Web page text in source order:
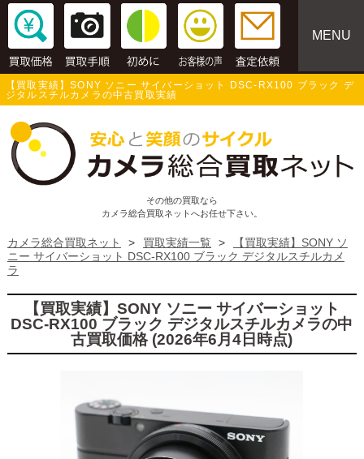
MENU
【買取実績】SONY ソニー サイバーショット DSC-RX100 ブラック デ
ジタルスチルカメラの中古買取実績
その他の買取なら
カメラ総合買取ネットへお任せ下さい。
カメラ総合買取ネット > 買取実績一覧 >
【買取実績】SONY ソ
ニー サイバーショット DSC-RX100 ブラック デジタルスチルカメ
ラ
【買取実績】SONY ソニー サイバーショット
DSC-RX100 ブラック デジタルスチルカメラの中
古買取価格 (2026年6月4日時点)